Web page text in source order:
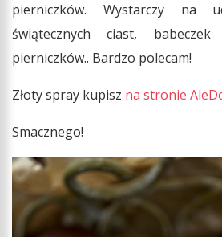
pierniczków. Wystarczy na
świątecznych ciast,
pierniczków.. Bardzo polecam!
Złoty spray kupisz na stronie
Smacznego!